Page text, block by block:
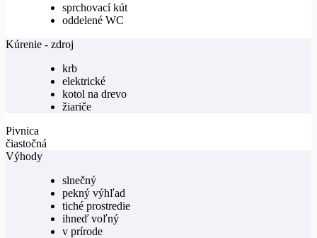
sprchovací kút
oddelené WC
Kúrenie - zdroj
krb
elektrické
kotol na drevo
žiariče
Pivnica
čiastočná
Výhody
slnečný
pekný výhľad
tiché prostredie
ihneď voľný
v prírode